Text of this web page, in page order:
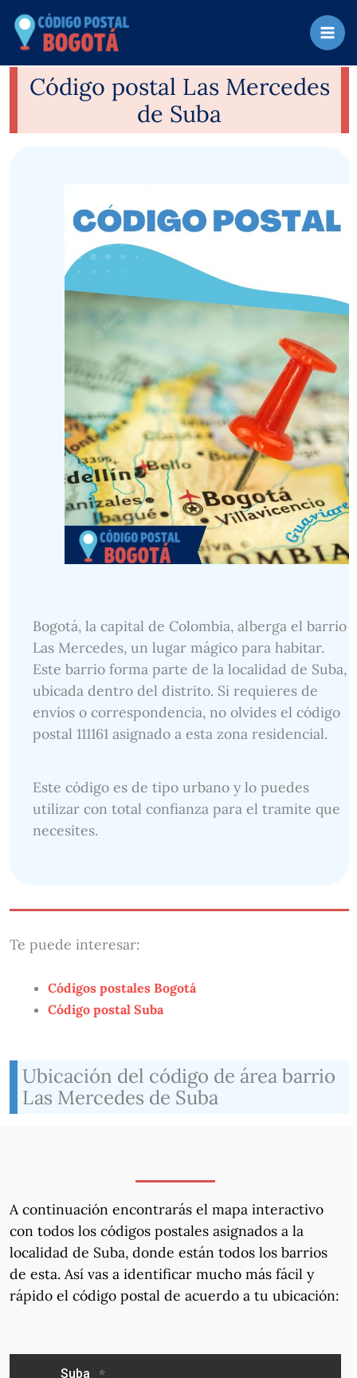
contenido
Código postal Las Mercedes
de Suba
Bogotá, la capital de Colombia, alberga el barrio
Las Mercedes, un lugar mágico para habitar.
Este barrio forma parte de la localidad de Suba,
ubicada dentro del distrito. Si requieres de
envíos o correspondencia, no olvides el código
postal 111161 asignado a esta zona residencial.
Este código es de tipo urbano y lo puedes
utilizar con total confianza para el tramite que
necesites.
Te puede interesar:
Códigos postales Bogotá
Código postal Suba
Ubicación del código de área barrio
Las Mercedes de Suba
A continuación encontrarás el mapa interactivo
con todos los códigos postales asignados a la
localidad de Suba, donde están todos los barrios
de esta. Así vas a identificar mucho más fácil y
rápido el código postal de acuerdo a tu ubicación: